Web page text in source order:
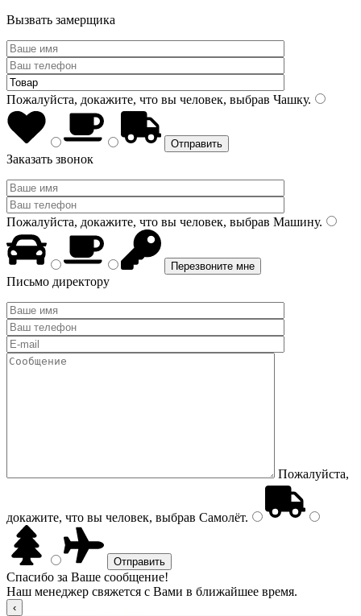
Вызвать замерщика
Пожалуйста, докажите, что вы человек, выбрав Чашку.
Заказать звонок
Пожалуйста, докажите, что вы человек, выбрав Машину.
Письмо директору
Пожалуйста,
докажите, что вы человек, выбрав Самолёт.
Спасибо за Ваше сообщение!
Наш менеджер свяжется с Вами в ближайшее время.